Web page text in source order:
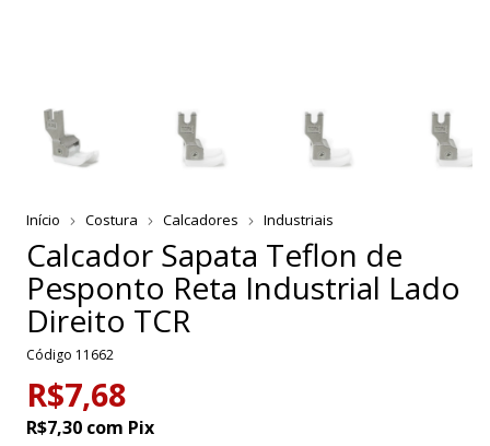
Início Costura Calcadores Industriais
Calcador Sapata Teflon de
Pesponto Reta Industrial Lado
Direito TCR
Código 11662
R$7,68
R$7,30 com Pix